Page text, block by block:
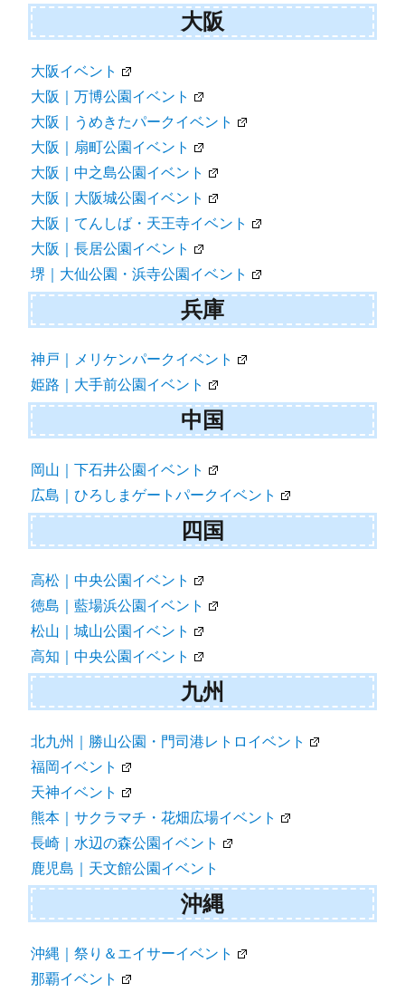
大阪
大阪イベント
大阪｜万博公園イベント
大阪｜うめきたパークイベント
大阪｜扇町公園イベント
大阪｜中之島公園イベント
大阪｜大阪城公園イベント
大阪｜てんしば・天王寺イベント
大阪｜長居公園イベント
堺｜大仙公園・浜寺公園イベント
兵庫
神戸｜メリケンパークイベント
姫路｜大手前公園イベント
中国
岡山｜下石井公園イベント
広島｜ひろしまゲートパークイベント
四国
高松｜中央公園イベント
徳島｜藍場浜公園イベント
松山｜城山公園イベント
高知｜中央公園イベント
九州
北九州｜勝山公園・門司港レトロイベント
福岡イベント
天神イベント
熊本｜サクラマチ・花畑広場イベント
長崎｜水辺の森公園イベント
鹿児島｜天文館公園イベント
沖縄
沖縄｜祭り＆エイサーイベント
那覇イベント